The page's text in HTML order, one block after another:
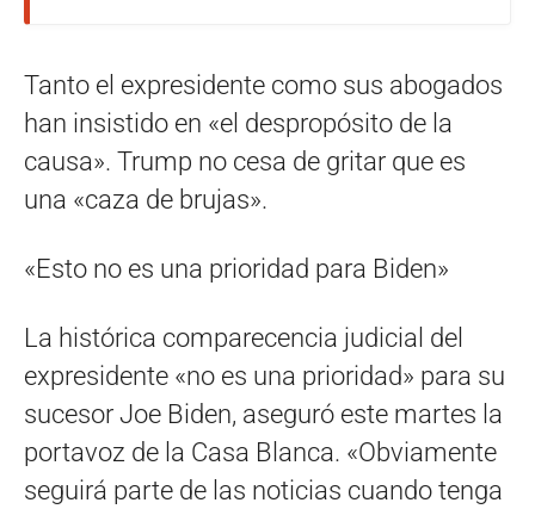
Tanto el expresidente como sus abogados
han insistido en «el despropósito de la
causa». Trump no cesa de gritar que es
una «caza de brujas».
«Esto no es una prioridad para Biden»
La histórica comparecencia judicial del
expresidente «no es una prioridad» para su
sucesor Joe Biden, aseguró este martes la
portavoz de la Casa Blanca. «Obviamente
seguirá parte de las noticias cuando tenga